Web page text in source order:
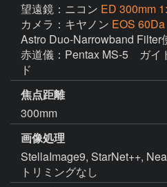
望遠鏡：ニコン ED 300mm
カメラ：キヤノン EOS 60Da
Astro Duo-Narrowband Filter
赤道儀：Pentax MS-5　ガイ
ド
焦点距離
300mm
画像処理
StellaImage9, StarNet++,
トリミングなし